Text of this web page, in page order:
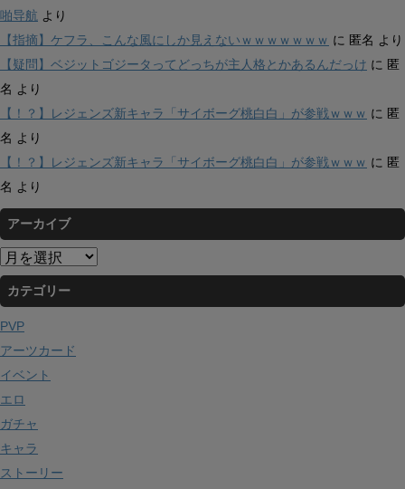
啪导航 より
【指摘】ケフラ、こんな風にしか見えないｗｗｗｗｗｗｗ に 匿名 より
【疑問】ベジットゴジータってどっちが主人格とかあるんだっけ に 匿
名 より
【！？】レジェンズ新キャラ「サイボーグ桃白白」が参戦ｗｗｗ に 匿
名 より
【！？】レジェンズ新キャラ「サイボーグ桃白白」が参戦ｗｗｗ に 匿
名 より
アーカイブ
ア
ー
カ
イ
ブ
カテゴリー
PVP
アーツカード
イベント
エロ
ガチャ
キャラ
ストーリー